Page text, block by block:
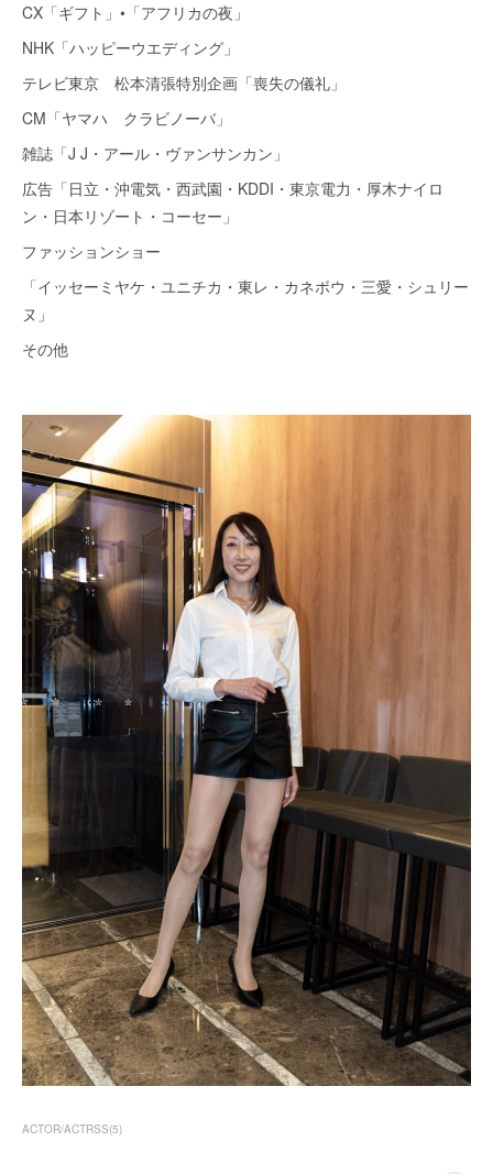
CX「ギフト」•「アフリカの夜」
NHK「ハッピーウエディング」
テレビ東京 松本清張特別企画「喪失の儀礼」
CM「ヤマハ クラビノーバ」
雑誌「J J・アール・ヴァンサンカン」
広告「日立・沖電気・西武園・KDDI・東京電力・厚木ナイロ
ン・日本リゾート・コーセー」
ファッションショー
「イッセーミヤケ・ユニチカ・東レ・カネボウ・三愛・シュリー
ヌ」
その他
ACTOR/ACTRSS(5)